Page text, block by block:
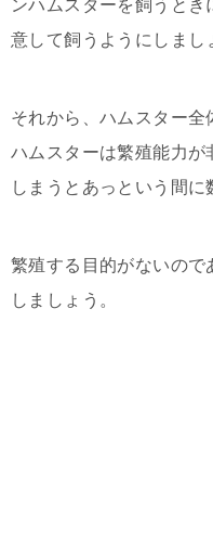
ンハムスターを飼うと
意して飼うようにしまし
それから、ハムスター全
ハムスターは繁殖能力が
しまうとあっという間に
繁殖する目的がないので
しましょう。